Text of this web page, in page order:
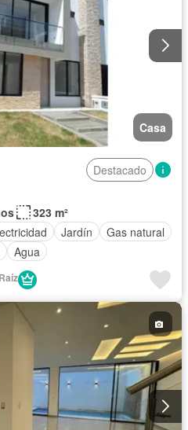
Casa
Destacado
323 m²
Jardín
Gas natural
Agua